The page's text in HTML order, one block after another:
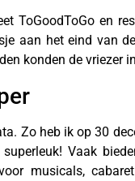
ToGoodToGo en
aan het eind van
konden de vriezer
Zo heb ik op 30
Vaak
musicals,